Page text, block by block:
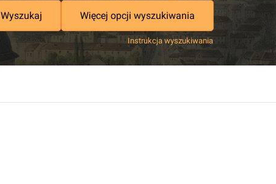
Wyszukaj Więcej opcji wyszukiwania
Instrukcja wyszukiwania